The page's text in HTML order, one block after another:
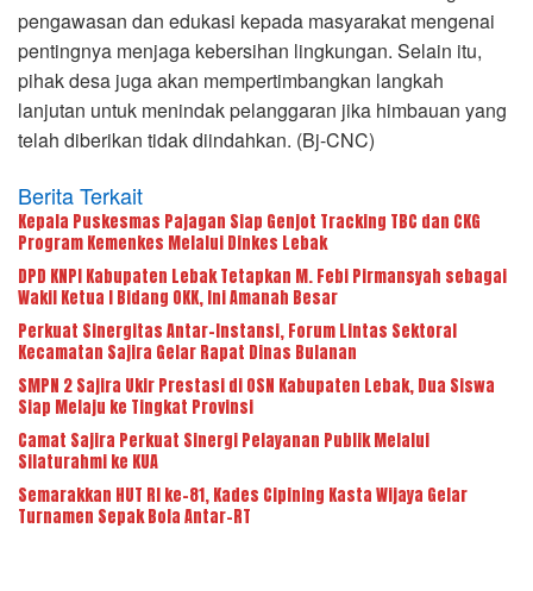
pengawasan dan edukasi kepada masyarakat mengenai
pentingnya menjaga kebersihan lingkungan. Selain itu,
pihak desa juga akan mempertimbangkan langkah
lanjutan untuk menindak pelanggaran jika himbauan yang
telah diberikan tidak diindahkan. (Bj-CNC)
Berita Terkait
Kepala Puskesmas Pajagan Siap Genjot Tracking TBC dan CKG
Program Kemenkes Melalui Dinkes Lebak
DPD KNPI Kabupaten Lebak Tetapkan M. Febi Pirmansyah sebagai
Wakil Ketua I Bidang OKK, Ini Amanah Besar
Perkuat Sinergitas Antar-Instansi, Forum Lintas Sektoral
Kecamatan Sajira Gelar Rapat Dinas Bulanan
SMPN 2 Sajira Ukir Prestasi di OSN Kabupaten Lebak, Dua Siswa
Siap Melaju ke Tingkat Provinsi
Camat Sajira Perkuat Sinergi Pelayanan Publik Melalui
Silaturahmi ke KUA
Semarakkan HUT RI ke-81, Kades Cipining Kasta Wijaya Gelar
Turnamen Sepak Bola Antar-RT